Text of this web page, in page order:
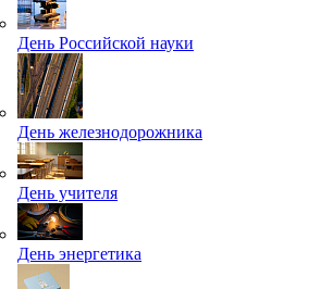
День Российской науки
День железнодорожника
День учителя
День энергетика